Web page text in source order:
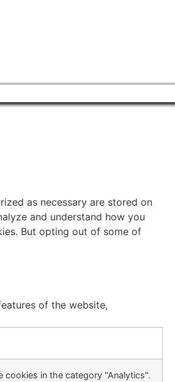
as necessary are stored on
and understand how you
But opting out of some of
of the website,
cookies in the category "Analytics".